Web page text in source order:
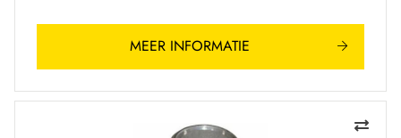
MEER INFORMATIE